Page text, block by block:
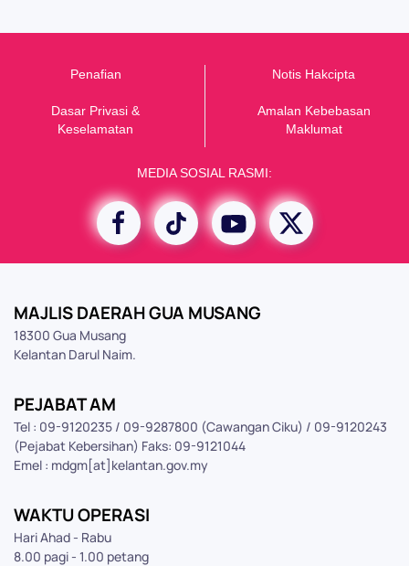
Penafian
Dasar Privasi &
Keselamatan
Notis Hakcipta
Amalan Kebebasan
Maklumat
MEDIA SOSIAL RASMI:
MAJLIS DAERAH GUA MUSANG
18300 Gua Musang
Kelantan Darul Naim.
PEJABAT AM
Tel : 09-9120235 / 09-9287800 (Cawangan Ciku) / 09-9120243
(Pejabat Kebersihan) Faks: 09-9121044
Emel : mdgm[at]kelantan.gov.my
WAKTU OPERASI
Hari Ahad - Rabu
8.00 pagi - 1.00 petang